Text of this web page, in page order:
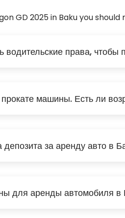
GD 2025 in Baku you
водительские права,
машины. Есть ли
за аренду авто в
для аренды автомобиля